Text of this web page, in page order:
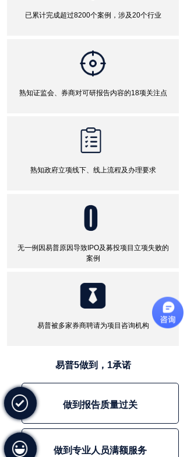
已累计完成超过8200个案例，涉及20个行业
熟知证监会、券商对可研报告内容的18项关注点
熟知政府立项线下、线上流程及办理要求
无一例因易普原因导致IPO及募投项目立项失败的
案例
易普被多家券商聘请为项目咨询机构
易普5做到，1承诺
做到报告质量过关
做到专业人员满额服务